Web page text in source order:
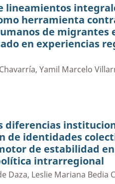
lineamientos
herramienta
de migrantes
en experiencias
Yamil Marcelo
diferencias
de identidades
de estabilidad
intrarregional
Daza, Leslie Mariana Bedia